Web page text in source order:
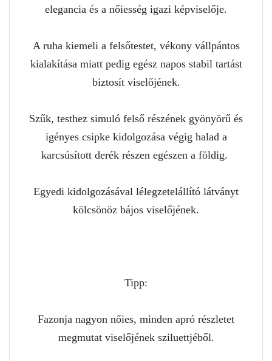
elegancia és a nőiesség igazi képviselője.
A ruha kiemeli a felsőtestet, vékony vállpántos
kialakítása miatt pedig egész napos stabil tartást
biztosít viselőjének.
Szűk, testhez simuló felső részének gyönyörű és
igényes csipke kidolgozása végig halad a
karcsúsított derék részen egészen a földig.
Egyedi kidolgozásával lélegzetelállító látványt
kölcsönöz bájos viselőjének.
Tipp:
Fazonja nagyon nőies, minden apró részletet
megmutat viselőjének sziluettjéből.